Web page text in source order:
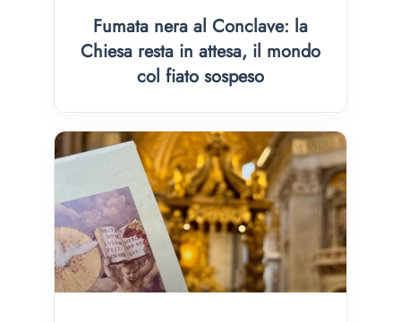
Fumata nera al Conclave: la
Chiesa resta in attesa, il mondo
col fiato sospeso